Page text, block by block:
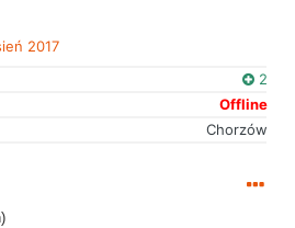
2017
2
Offline
Chorzów